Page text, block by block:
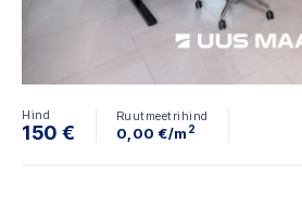
Hind
150 €
Ruutmeetrihind
0,00 €/m 2